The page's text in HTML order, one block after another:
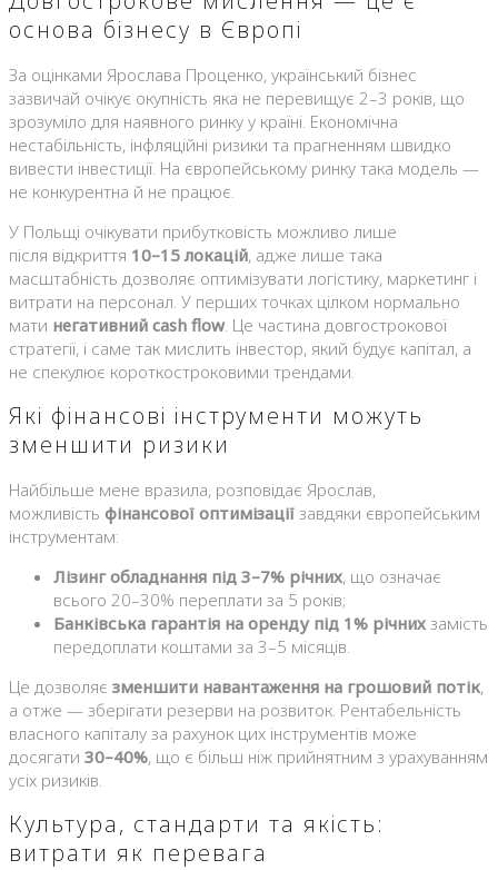
основа бізнесу в Європі
За оцінками Ярослава Проценко, український бізнес
зазвичай очікує окупність яка не перевищує 2–3 років, що
зрозуміло для наявного ринку у країні. Економічна
нестабільність, інфляційні ризики та прагненням швидко
вивести інвестиції. На європейському ринку така модель —
не конкурентна й не працює.
У Польщі очікувати прибутковість можливо лише
після відкриття 10–15 локацій, адже лише така
масштабність дозволяє оптимізувати логістику, маркетинг і
витрати на персонал. У перших точках цілком нормально
мати негативний cash flow . Це частина довгострокової
стратегії, і саме так мислить інвестор, який будує капітал, а
не спекулює короткостроковими трендами.
Які фінансові інструменти можуть
зменшити ризики
Найбільше мене вразила, розповідає Ярослав,
можливість фінансової оптимізації завдяки європейським
інструментам:
Лізинг обладнання під 3–7% річних, що означає
всього 20–30% переплати за 5 років;
Банківська гарантія на оренду під 1% річних замість
передоплати коштами за 3–5 місяців.
Це дозволяє зменшити навантаження на грошовий потік,
а отже — зберігати резерви на розвиток. Рентабельність
власного капіталу за рахунок цих інструментів може
досягати 30–40%, що є більш ніж прийнятним з урахуванням
усіх ризиків.
Культура, стандарти та якість:
витрати як перевага